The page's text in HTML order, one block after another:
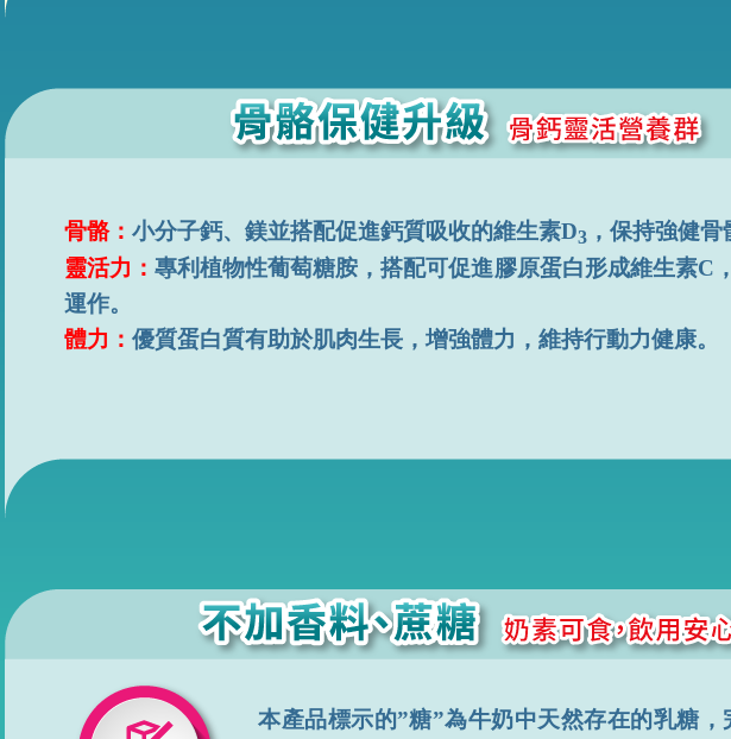
骨骼： 小分子鈣、鎂並搭配促進鈣質吸收的維生素D3 ，保持強健骨
靈活力：專利植物性葡萄糖胺，搭配可促進膠原蛋白形成維生素C
運作。
體力： 優質蛋白質有助於肌肉生長，增強體力，維持行動力健康。
本產品標示的”糖”為牛奶中天然存在的乳糖，